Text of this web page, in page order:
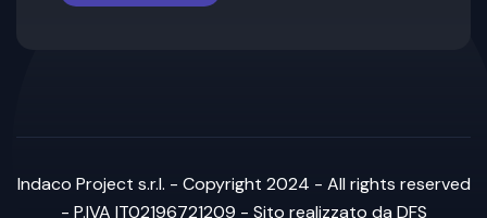
Indaco Project s.r.l. - Copyright 2024 - All rights reserved
- P.IVA IT02196721209 - Sito realizzato da DFS